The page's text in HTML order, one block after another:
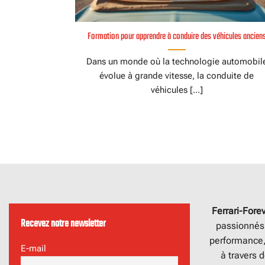
Formation pour apprendre à conduire des véhicules
Dans un monde où la technologie
évolue à grande vitesse, la conduite de
véhicules [...]
Recevez notre newsletter
E-mail
Ferrari-
à travers